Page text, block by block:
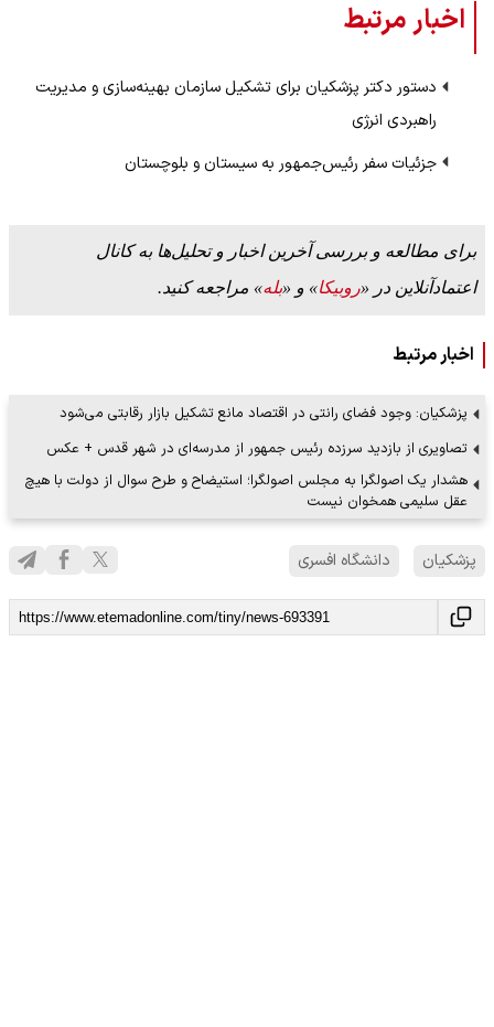
اخبار مرتبط
دستور دکتر پزشکیان برای تشکیل سازمان بهینه‌سازی و مدیریت
راهبردی انرژی
جزئیات سفر رئیس‌جمهور به سیستان و بلوچستان
برای مطالعه و بررسی آخرین اخبار و تحلیل‌ها به کانال
اعتمادآنلاین در «روبیکا» و «بله» مراجعه کنید.
اخبار مرتبط
پزشکیان: وجود فضای رانتی در اقتصاد مانع تشکیل بازار رقابتی می‌شود
تصاویری از بازدید سرزده رئیس جمهور از مدرسه‌ای در شهر قدس + عکس
هشدار یک اصولگرا به مجلس اصولگرا؛ استیضاح و طرح سوال از دولت با هیچ
عقل سلیمی همخوان نیست
پزشکیان دانشگاه افسری